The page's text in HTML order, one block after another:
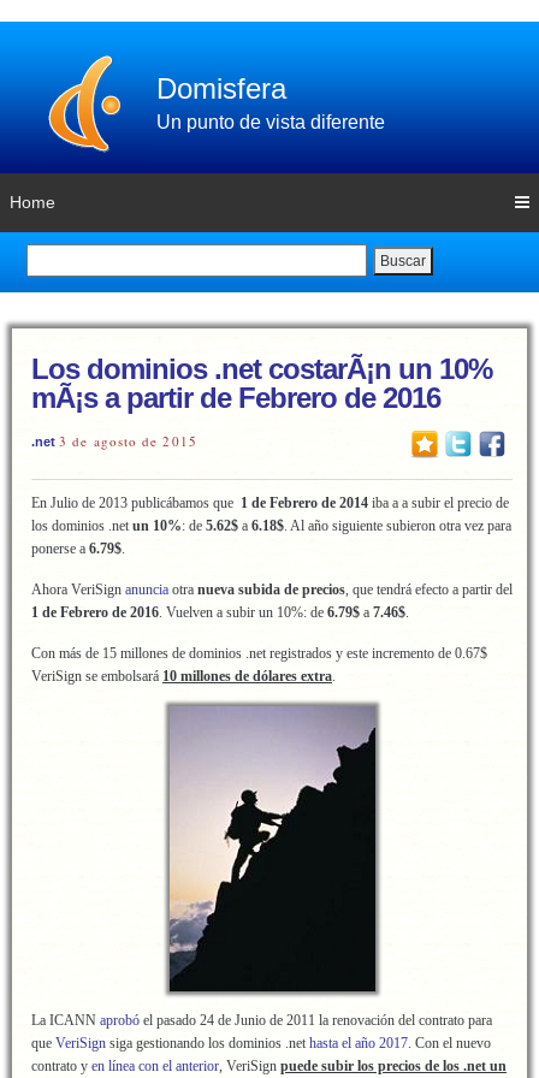
Domisfera
Un punto de vista diferente
Home
Buscar
Los dominios .net costarÃ¡n un 10%
mÃ¡s a partir de Febrero de 2016
.net 3 de agosto de 2015
En Julio de 2013 publicábamos que 1 de Febrero de 2014 iba a a subir el precio de
los dominios .net un 10%: de 5.62$ a 6.18$. Al año siguiente subieron otra vez para
ponerse a 6.79$.
Ahora VeriSign anuncia otra nueva subida de precios, que tendrá efecto a partir del
1 de Febrero de 2016. Vuelven a subir un 10%: de 6.79$ a 7.46$.
Con más de 15 millones de dominios .net registrados y este incremento de 0.67$
VeriSign se embolsará 10 millones de dólares extra.
La ICANN aprobó el pasado 24 de Junio de 2011 la renovación del contrato para
que VeriSign siga gestionando los dominios .nethasta el año 2017. Con el nuevo
contrato y en línea con el anterior, VeriSign puede subir los precios de los .net un